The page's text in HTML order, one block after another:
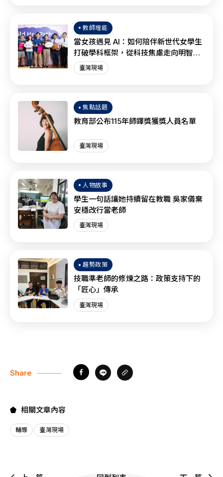
教師增能
當女孩遇見 AI：如何陪伴新世代女學生
打破學科框架，從科技焦慮走向明智協
作？
臺灣現場
焦點話題
教育部公布115年師鐸獎獲獎人員名單
臺灣現場
人物故事
學生一句話讓她持續留在教職 吳家儀棄
安穩改行當老師
臺灣現場
趨勢政策
技職準老師的修煉之路：政策支持下的
「匠心」傳承
臺灣現場
Share
相關文章內容
輔導 臺灣現場